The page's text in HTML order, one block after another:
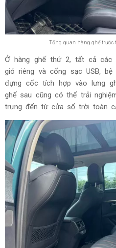
Tổng quan hàng ghế trước
Ở hàng ghế thứ 2, tất cả các
gió riêng và cổng sạc USB,
đựng cốc tích hợp vào lưng
ghế sau cũng có thể trải
trưng đến từ cửa sổ trời toàn